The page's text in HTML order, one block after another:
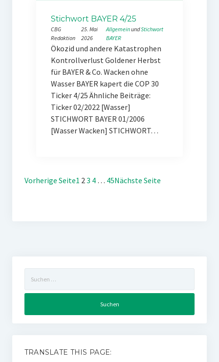
Stichwort BAYER 4/25
CBG
Redaktion
25. Mai
2026
Allgemein und Stichwort
BAYER
Ökozid und andere Katastrophen
Kontrollverlust Goldener Herbst
für BAYER & Co. Wacken ohne
Wasser BAYER kapert die COP 30
Ticker 4/25 Ähnliche Beiträge:
Ticker 02/2022 [Wasser]
STICHWORT BAYER 01/2006
[Wasser Wacken] STICHWORT…
Vorherige Seite1 23 4 … 45Nächste Seite
nach:
TRANSLATE THIS PAGE: